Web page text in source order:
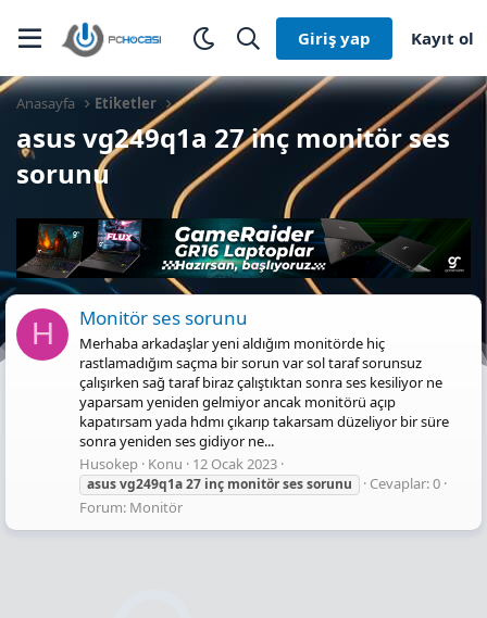
Giriş yap Kayıt ol
Anasayfa Etiketler
asus vg249q1a 27 inç monitör ses
sorunu
H Monitör ses sorunu
Merhaba arkadaşlar yeni aldığım monitörde hiç
rastlamadığım saçma bir sorun var sol taraf sorunsuz
çalışırken sağ taraf biraz çalıştıktan sonra ses kesiliyor ne
yaparsam yeniden gelmiyor ancak monitörü açıp
kapatırsam yada hdmı çıkarıp takarsam düzeliyor bir süre
sonra yeniden ses gidiyor ne...
Husokep Konu 12 Ocak 2023
asusvg249q1a27 inç monitörsessorunu
Cevaplar: 0
Forum: Monitör